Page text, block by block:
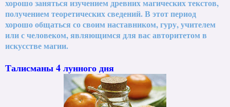
хорошо заняться изучением древних магических текстов,
получением теоретических сведений. В этот период
хорошо общаться со своим наставником, гуру, учителем
или с человеком, являющимся для вас авторитетом в
искусстве магии.
Талисманы 4 лунного дня